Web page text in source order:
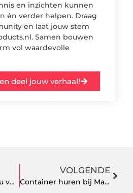
en inzichten kunnen
én verder helpen. Draag
en laat jouw stem
Samen bouwen
vol waardevolle
deel jouw verhaal!
Het perfecte cadeau voor klussers: Leadax Loodvervanger
VOLGENDE
Container huren bij Maton: efficiënt en voordelig afvalbeheer